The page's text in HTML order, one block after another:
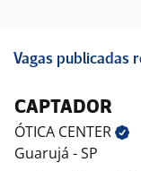
Vagas publicadas
CAPTADOR
ÓTICA CENTER
Guarujá - SP